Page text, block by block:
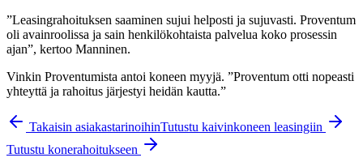
”Leasingrahoituksen saaminen sujui helposti ja sujuvasti. Proventum
oli avainroolissa ja sain henkilökohtaista palvelua koko prosessin
ajan”, kertoo Manninen.
Vinkin Proventumista antoi koneen myyjä. ”Proventum otti nopeasti
yhteyttä ja rahoitus järjestyi heidän kautta.”
Takaisin asiakastarinoihinTutustu kaivinkoneen leasingiin
Tutustu konerahoitukseen